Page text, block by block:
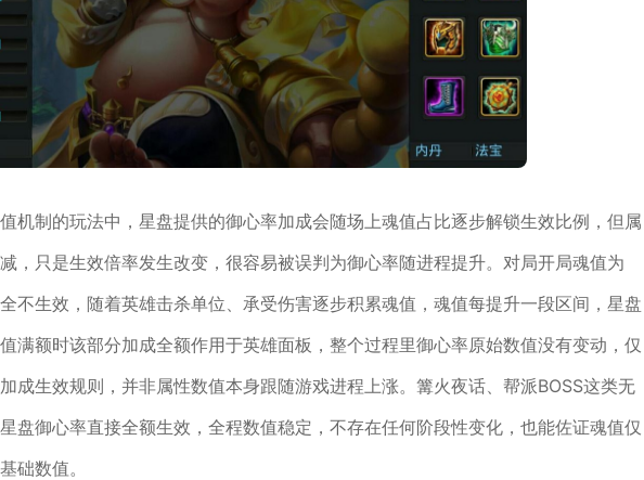
机制的玩法中，星盘提供的御心率加成会随场上魂值占比逐步解锁生效比例，但属
，只是生效倍率发生改变，很容易被误判为御心率随进程提升。对局开局魂值为
不生效，随着英雄击杀单位、承受伤害逐步积累魂值，魂值每提升一段区间，星盘
满额时该部分加成全额作用于英雄面板，整个过程里御心率原始数值没有变动，仅
成生效规则，并非属性数值本身跟随游戏进程上涨。篝火夜话、帮派BOSS这类无
盘御心率直接全额生效，全程数值稳定，不存在任何阶段性变化，也能佐证魂值仅
础数值。